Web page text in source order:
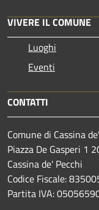
VIVERE IL COMUNE
Luoghi
Eventi
CONTATTI
Comune di Cassina
Piazza De Gasperi 1
Cassina de' Pecchi
Codice Fiscale:
Partita IVA: